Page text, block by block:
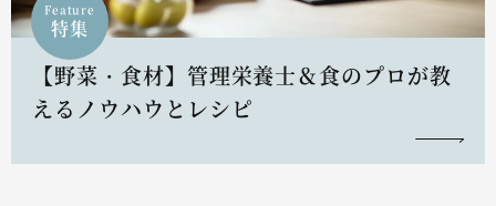
Feature
特集
【野菜・食材】管理栄養士＆食のプロが教
えるノウハウとレシピ